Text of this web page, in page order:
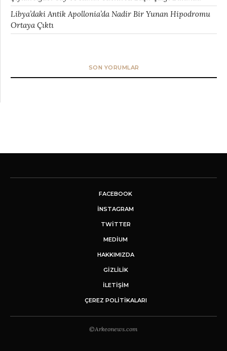
Libya’daki Antik Apollonia’da Nadir Bir Yunan Hipodromu
Ortaya Çıktı
SON YORUMLAR
FACEBOOK
INSTAGRAM
TWITTER
MEDIUM
HAKKIMIZDA
GİZLİLİK
İLETIŞIM
ÇEREZ POLITIKALARI
©Arkeonews.com